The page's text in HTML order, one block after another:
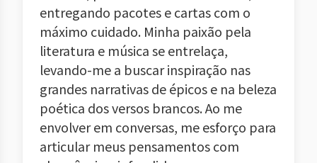
entregando pacotes e cartas com o
máximo cuidado. Minha paixão pela
literatura e música se entrelaça,
levando-me a buscar inspiração nas
grandes narrativas de épicos e na beleza
poética dos versos brancos. Ao me
envolver em conversas, me esforço para
articular meus pensamentos com